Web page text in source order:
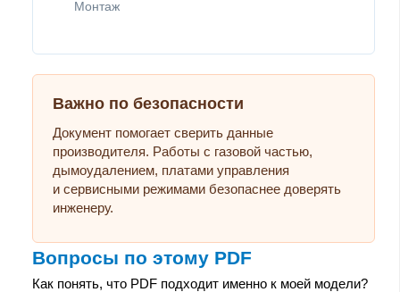
Монтаж
Важно по безопасности
Документ помогает сверить данные
производителя. Работы с газовой частью,
дымоудалением, платами управления
и сервисными режимами безопаснее доверять
инженеру.
Вопросы по этому PDF
Как понять, что PDF подходит именно к моей модели?